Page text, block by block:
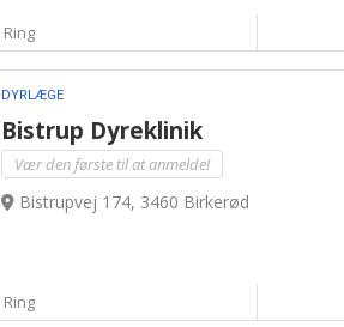
Ring
DYRLÆGE
Bistrup Dyreklinik
Vær den første til at anmelde!
Bistrupvej 174, 3460 Birkerød
Ring